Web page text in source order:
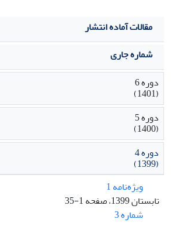
مقالات آماده انتشار
شماره جاری
دوره 6
(1401)
دوره 5
(1400)
دوره 4
(1399)
ویژه‌نامه 1
تابستان 1399، صفحه 1-35
شماره 3